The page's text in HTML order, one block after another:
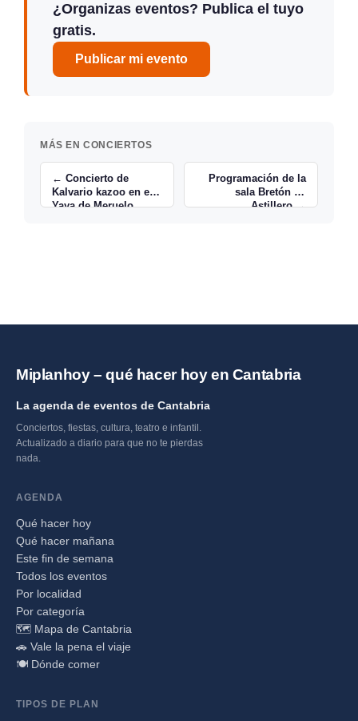
¿Organizas eventos? Publica el tuyo
gratis.
Publicar mi evento
MÁS EN CONCIERTOS
← Concierto de
Kalvario kazoo en el
Yaya de Meruelo
Programación de la
sala Bretón de
Astillero →
Miplanhoy – qué hacer hoy en Cantabria
La agenda de eventos de Cantabria
Conciertos, fiestas, cultura, teatro e infantil.
Actualizado a diario para que no te pierdas
nada.
AGENDA
Qué hacer hoy
Qué hacer mañana
Este fin de semana
Todos los eventos
Por localidad
Por categoría
🗺️ Mapa de Cantabria
🚗 Vale la pena el viaje
🍽️ Dónde comer
TIPOS DE PLAN